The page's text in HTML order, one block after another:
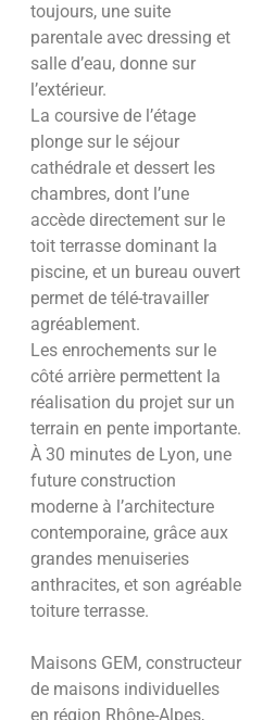
toujours, une suite
parentale avec dressing et
salle d’eau, donne sur
l’extérieur.
La coursive de l’étage
plonge sur le séjour
cathédrale et dessert les
chambres, dont l’une
accède directement sur le
toit terrasse dominant la
piscine, et un bureau ouvert
permet de télé-travailler
agréablement.
Les enrochements sur le
côté arrière permettent la
réalisation du projet sur un
terrain en pente importante.
À 30 minutes de Lyon, une
future construction
moderne à l’architecture
contemporaine, grâce aux
grandes menuiseries
anthracites, et son agréable
toiture terrasse.
Maisons GEM, constructeur
de maisons individuelles
en région Rhône-Alpes,